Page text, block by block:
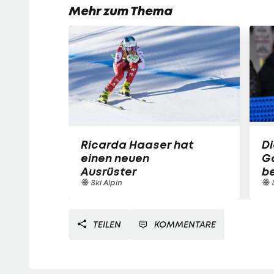
Mehr zum Thema
Ricarda Haaser hat
einen neuen
Ausrüster
Ski Alpin
TEILEN KOMMENTARE